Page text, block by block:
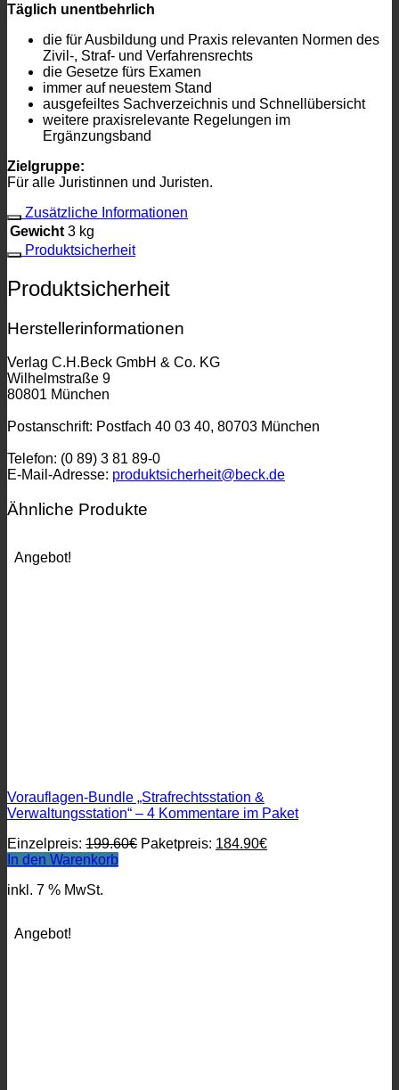
Täglich unentbehrlich
die für Ausbildung und Praxis relevanten Normen des
Zivil-, Straf- und Verfahrensrechts
die Gesetze fürs Examen
immer auf neuestem Stand
ausgefeiltes Sachverzeichnis und Schnellübersicht
weitere praxisrelevante Regelungen im
Ergänzungsband
Zielgruppe:
Für alle Juristinnen und Juristen.
Zusätzliche Informationen
Gewicht 3 kg
Produktsicherheit
Produktsicherheit
Herstellerinformationen
Verlag C.H.Beck GmbH & Co. KG
Wilhelmstraße 9
80801 München
Postanschrift: Postfach 40 03 40, 80703 München
Telefon: (0 89) 3 81 89-0
E-Mail-Adresse: produktsicherheit@beck.de
Ähnliche Produkte
Angebot!
Vorauflagen-Bundle „Strafrechtsstation &
Verwaltungsstation“ – 4 Kommentare im Paket
Einzelpreis: 199.60€ Ursprünglicher
Paketpreis: 184.90€Aktueller
In den Warenkorb
inkl. 7 % MwSt.
Angebot!